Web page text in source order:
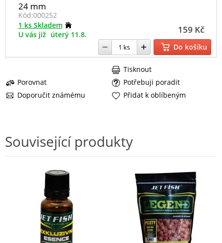
24 mm
Kód:000252
159 Kč
1 ks Skladem
U vás již úterý 11.8.
Do košíku
Porovnat
Potřebuji poradit
Doporučit známému
Tisknout
Přidat k oblíbeným
Související produkty